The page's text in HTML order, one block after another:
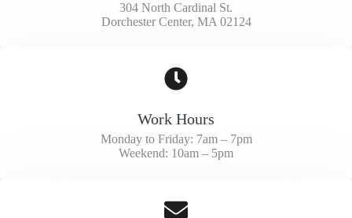
304 North Cardinal St.
Dorchester Center, MA 02124
Work Hours
Monday to Friday: 7am – 7pm
Weekend: 10am – 5pm